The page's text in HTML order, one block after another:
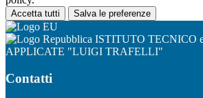
Accetta tutti Salva le preferenze
ISTITUTO TECNICO
APPLICATE "LUIGI TRAFELLI"
Contatti